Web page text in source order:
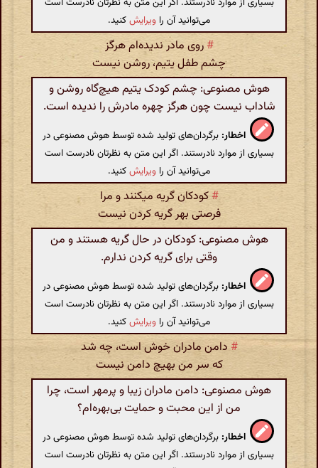
می‌توانید آن را ویرایشکنید.
# روی مادر ندیده‌ام هرگز
چشم طفل یتیم، روشن نیست
هوش مصنوعی: چشم کودک یتیم هیچ‌گاه روشن و
شاداب نیست چون هرگز چهره مادرش را ندیده است.
اخطار: برگردان‌های تولید شده توسط هوش مصنوعی در
بسیاری از موارد نادرستند. اگر این متن به نظرتان نادرست است
می‌توانید آن را ویرایشکنید.
#کودکان گریه میکنند و مرا
فرصتی بهر گریه کردن نیست
هوش مصنوعی: کودکان در حال گریه هستند و من
وقتی برای گریه کردن ندارم.
اخطار: برگردان‌های تولید شده توسط هوش مصنوعی در
بسیاری از موارد نادرستند. اگر این متن به نظرتان نادرست است
می‌توانید آن را ویرایشکنید.
#دامن مادران خوش است، چه شد
که سر من بهیچ دامن نیست
هوش مصنوعی: دامن مادران زیبا و پرمهر است، چرا
من از این محبت و حمایت بی‌بهره‌ام؟
اخطار: برگردان‌های تولید شده توسط هوش مصنوعی در
بسیاری از موارد نادرستند. اگر این متن به نظرتان نادرست است